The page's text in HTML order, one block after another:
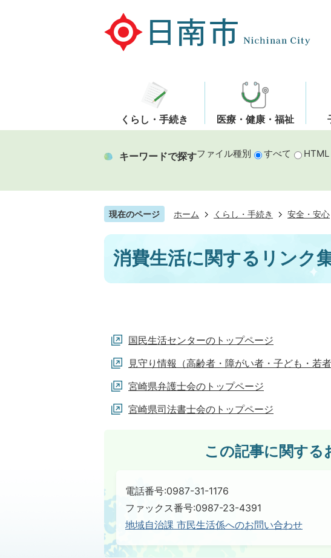
くらし・手続き 医療・健康・福祉
キーワードで探すファイル種別 すべて HTML
現在のページ ホーム くらし・手続き 安全・安心
消費生活に関するリンク
国民生活センターのトップページ
見守り情報（高齢者・障がい者・子ども・若
宮崎県弁護士会のトップページ
宮崎県司法書士会のトップページ
この記事に関する
電話番号:0987-31-1176
ファックス番号:0987-23-4391
地域自治課 市民生活係へのお問い合わせ